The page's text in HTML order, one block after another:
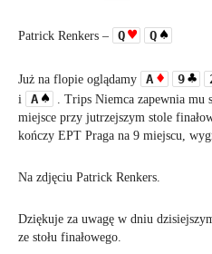
Patrick Renkers – Q Q
Już na flopie oglądamy A 9
i A
. Trips Niemca zapewnia mu
miejsce przy jutrzejszym stole
kończy EPT Praga na 9 miejscu,
Na zdjęciu Patrick Renkers.
Dziękuje za uwagę w dniu
ze stołu finałowego.